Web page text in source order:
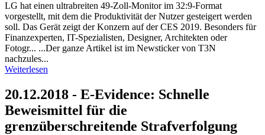
LG hat einen ultrabreiten 49-Zoll-Monitor im 32:9-Format
vorgestellt, mit dem die Produktivität der Nutzer gesteigert werden
soll. Das Gerät zeigt der Konzern auf der CES 2019. Besonders für
Finanzexperten, IT-Spezialisten, Designer, Architekten oder
Fotogr... ...Der ganze Artikel ist im Newsticker von T3N
nachzules...
Weiterlesen
20.12.2018 - E-Evidence: Schnelle
Beweismittel für die
grenzüberschreitende Strafverfolgung